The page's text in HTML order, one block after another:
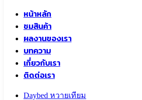
หน้าหลัก
ชมสินค้า
ผลงานของเรา
บทความ
เกี่ยวกับเรา
ติดต่อเรา
Daybed หวายเทียม